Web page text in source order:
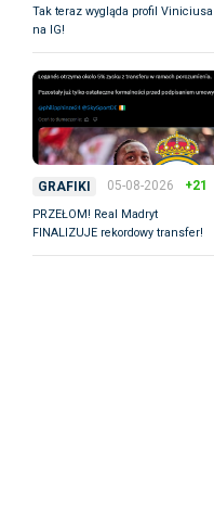
Tak teraz wygląda profil Viniciusa
na IG!
GRAFIKI 05-08-2026 +21
PRZEŁOM! Real Madryt
FINALIZUJE rekordowy transfer!